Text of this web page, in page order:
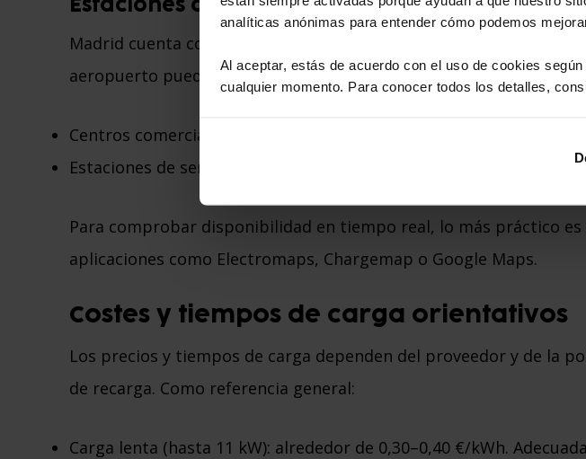
analíticas anónimas para entender cómo podemos
Al aceptar, estás de acuerdo con el uso de cookies
cualquier momento. Para conocer todos los detalles,
Estaciones de carga en los alrededores
Madrid cuenta con cientos de puntos de recarga repartidos por la
aeropuerto puedes encontrar:
Centros comerciales con cargadores para clientes.
Estaciones de servicio en la A-2 con carga rápida.
Para comprobar disponibilidad en tiempo real, lo más práctico es
aplicaciones como Electromaps, Chargemap o Google Maps.
Costes y tiempos de carga orientativos
Los precios y tiempos de carga dependen del proveedor y de la
de recarga. Como referencia general:
Carga lenta (hasta 11 kW): alrededor de 0,30–0,40 €/kWh.